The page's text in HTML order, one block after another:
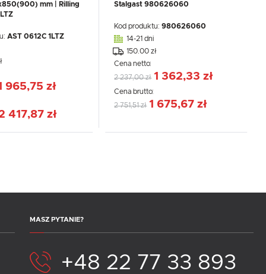
mm | Rilling
AST 0612C 1LTZ
965,75 zł
417,87 zł
Stalgast 980626060
Kod produktu:980626060
14-21 dni
150.00 zł
Cena netto:
2 237,00 zł 1 362,33 zł
Cena brutto:
2 751,51 zł 1 675,67 zł
MASZ PYTANIE?
+48 22 77 33 893